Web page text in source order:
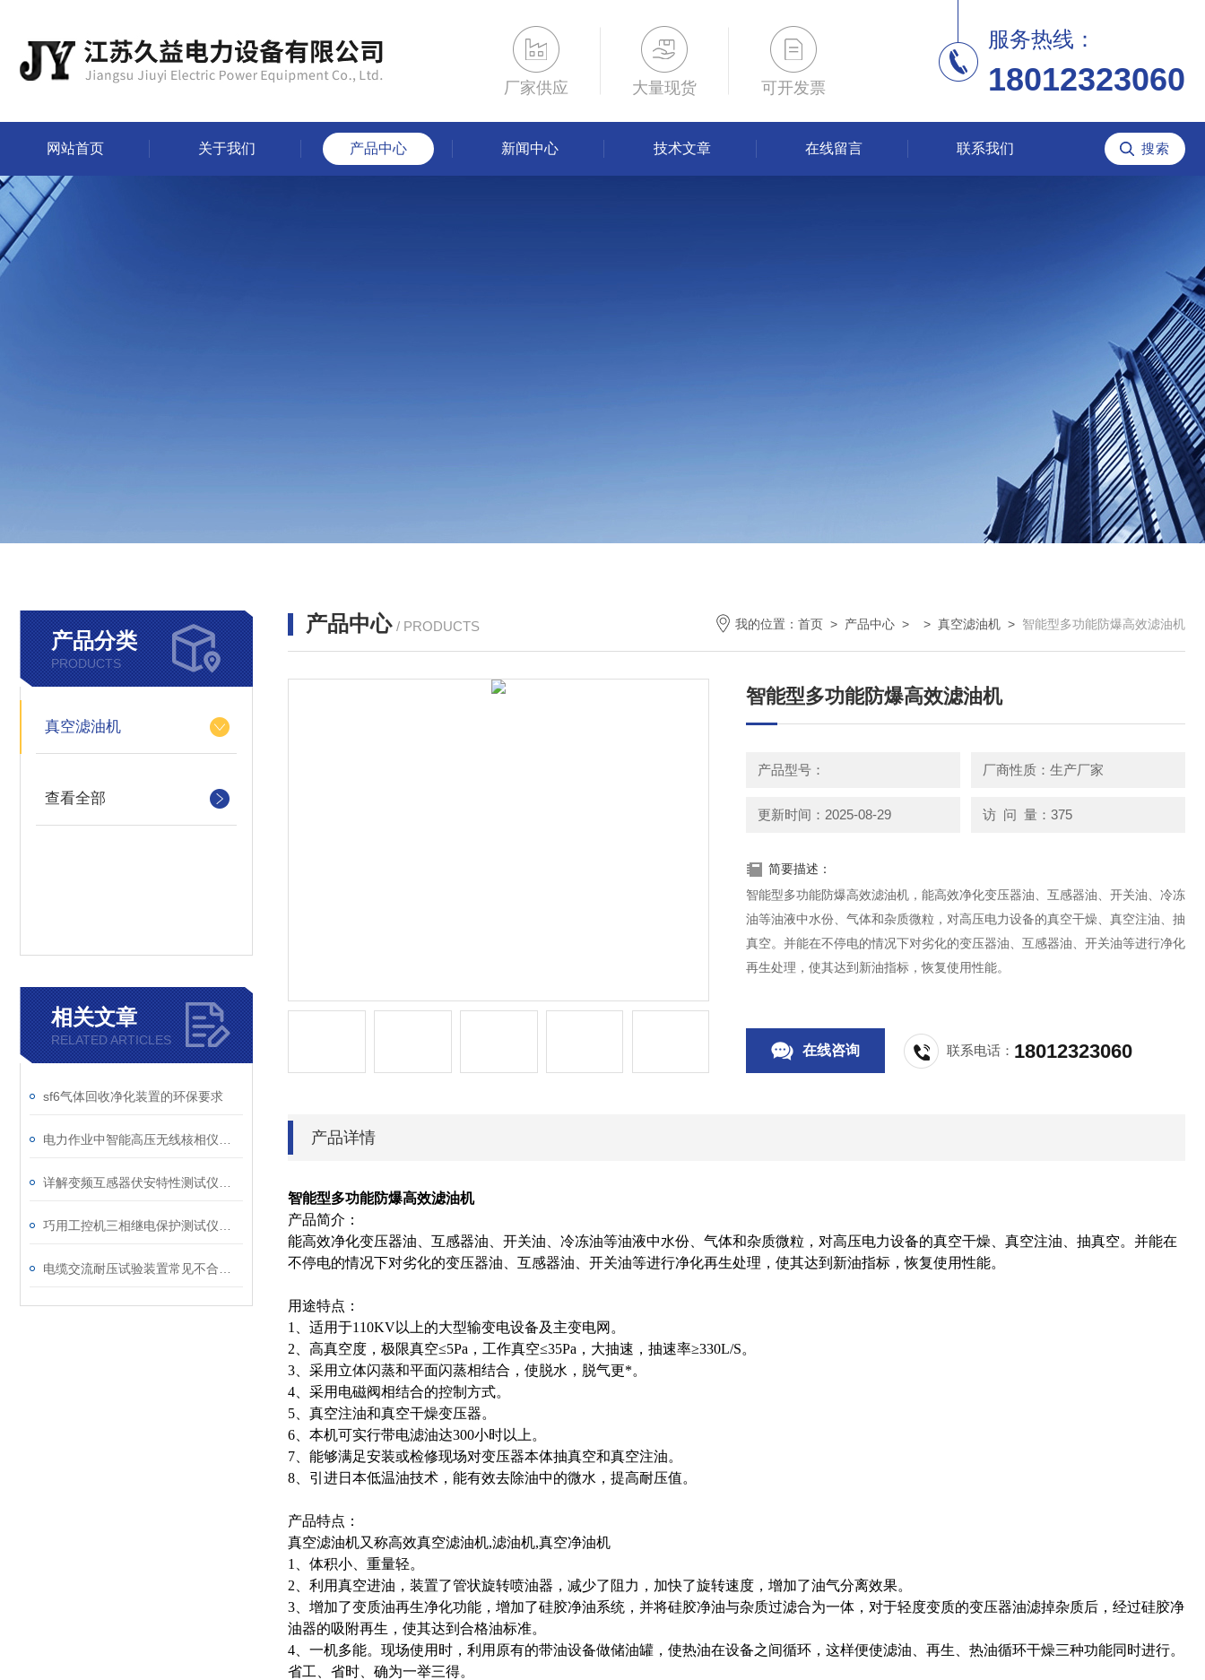
厂家供应 大量现货 可开发票
服务热线：
18012323060
网站首页 关于我们 产品中心 新闻中心 技术文章 在线留言 联系我们
产品分类
PRODUCTS
真空滤油机
查看全部
相关文章
RELATED ARTICLES
sf6气体回收净化装置的环保要求
产品中心 / PRODUCTS 我的位置： 首页 > 产品中心 > > 真空滤油机 > 智能型多功能防爆高效滤油机
智能型多功能防爆高效滤油机
产品型号： 厂商性质：生产厂家
更新时间：2025-08-29 访 问 量：375
简要描述：
智能型多功能防爆高效滤油机，能高效净化变压器油、互感器油、开关油、冷冻
油等油液中水份、气体和杂质微粒，对高压电力设备的真空干燥、真空注油、抽
真空。并能在不停电的情况下对劣化的变压器油、互感器油、开关油等进行净化
再生处理，使其达到新油指标，恢复使用性能。
在线咨询 联系电话： 18012323060
产品详情
智能型多功能防爆高效滤油机
产品简介：
能高效净化变压器油、互感器油、开关油、冷冻油等油液中水份、气体和杂质微粒，对高压电力设备的真空干燥、真空注油、抽真空。并能在
不停电的情况下对劣化的变压器油、互感器油、开关油等进行净化再生处理，使其达到新油指标，恢复使用性能。
用途特点：
1、适用于110KV以上的大型输变电设备及主变电网。
2、高真空度，极限真空≤5Pa，工作真空≤35Pa，大抽速，抽速率≥330L/S。
3、采用立体闪蒸和平面闪蒸相结合，使脱水，脱气更*。
4、采用电磁阀相结合的控制方式。
5、真空注油和真空干燥变压器。
6、本机可实行带电滤油达300小时以上。
7、能够满足安装或检修现场对变压器本体抽真空和真空注油。
8、引进日本低温油技术，能有效去除油中的微水，提高耐压值。
产品特点：
真空滤油机又称高效真空滤油机,滤油机,真空净油机
1、体积小、重量轻。
2、利用真空进油，装置了管状旋转喷油器，减少了阻力，加快了旋转速度，增加了油气分离效果。
3、增加了变质油再生净化功能，增加了硅胶净油系统，并将硅胶净油与杂质过滤合为一体，对于轻度变质的变压器油滤掉杂质后，经过硅胶净
油器的吸附再生，使其达到合格油标准。
4、一机多能。现场使用时，利用原有的带油设备做储油罐，使热油在设备之间循环，这样便使滤油、再生、热油循环干燥三种功能同时进行。
省工、省时、确为一举三得。